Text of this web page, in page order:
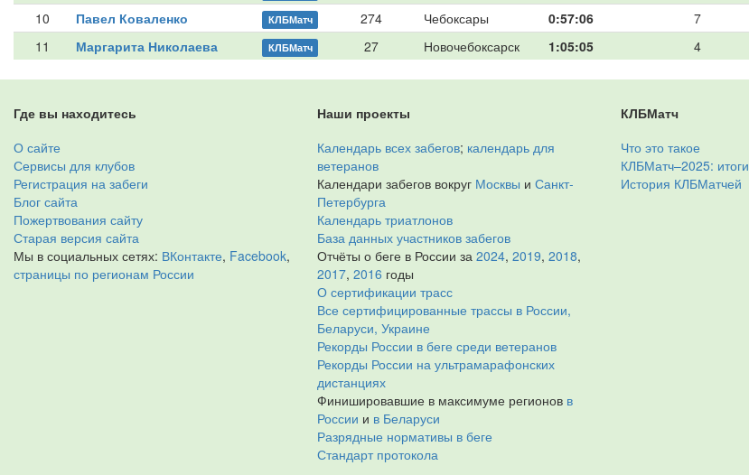
10
КЛБМатч
Павел Коваленко 274 Чебоксары 0:57:06 7
11
КЛБМатч
Маргарита Николаева 27 Новочебоксарск 1:05:05 4
Где вы находитесь
О сайте
Сервисы для клубов
Регистрация на забеги
Блог сайта
Пожертвования сайту
Старая версия сайта
Мы в социальных сетях: ВКонтакте, Facebook,
страницы по регионам России
Наши проекты
Календарь всех забегов; календарь для
ветеранов
Календари забегов вокруг Москвы и Санкт-
Петербурга
Календарь триатлонов
База данных участников забегов
Отчёты о беге в России за 2024, 2019, 2018,
2017, 2016 годы
О сертификации трасс
Все сертифицированные трассы в России,
Беларуси, Украине
Рекорды России в беге среди ветеранов
Рекорды России на ультрамарафонских
дистанциях
Финишировавшие в максимуме регионов в
России и в Беларуси
Разрядные нормативы в беге
Стандарт протокола
КЛБМатч
Что это такое
КЛБМатч–2025: итоги
История КЛБМатчей